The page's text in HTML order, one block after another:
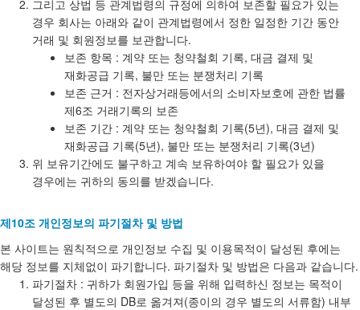
그리고 상법 등 관계법령의 규정에 의하여 보존할 필요가 있는
경우 회사는 아래와 같이 관계법령에서 정한 일정한 기간 동안
거래 및 회원정보를 보관합니다.
보존 항목 : 계약 또는 청약철회 기록, 대금 결제 및
재화공급 기록, 불만 또는 분쟁처리 기록
보존 근거 : 전자상거래등에서의 소비자보호에 관한 법률
제6조 거래기록의 보존
보존 기간 : 계약 또는 청약철회 기록(5년), 대금 결제 및
재화공급 기록(5년), 불만 또는 분쟁처리 기록(3년)
위 보유기간에도 불구하고 계속 보유하여야 할 필요가 있을
경우에는 귀하의 동의를 받겠습니다.
제10조 개인정보의 파기절차 및 방법
본 사이트는 원칙적으로 개인정보 수집 및 이용목적이 달성된 후에는
해당 정보를 지체없이 파기합니다. 파기절차 및 방법은 다음과 같습니다.
파기절차 : 귀하가 회원가입 등을 위해 입력하신 정보는 목적이
달성된 후 별도의 DB로 옮겨져(종이의 경우 별도의 서류함) 내부